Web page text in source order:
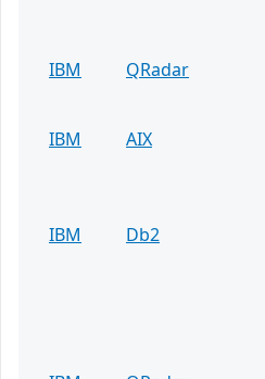
IBM
QRadar
IBM
AIX
IBM
Db2